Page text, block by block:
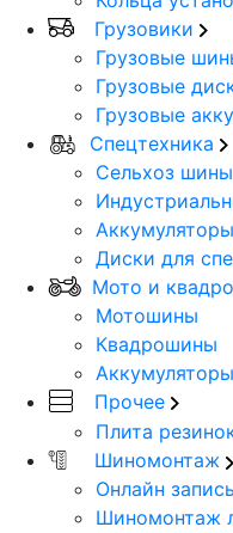
Грузовики
Грузовые
Грузовые
Грузовые
Спецтехника
Сельхоз шины
Диски для
Мото и квадро
Мотошины
Квадрошины
Прочее
Плита
Шиномонтаж
Онлайн запись
Шиномонтаж